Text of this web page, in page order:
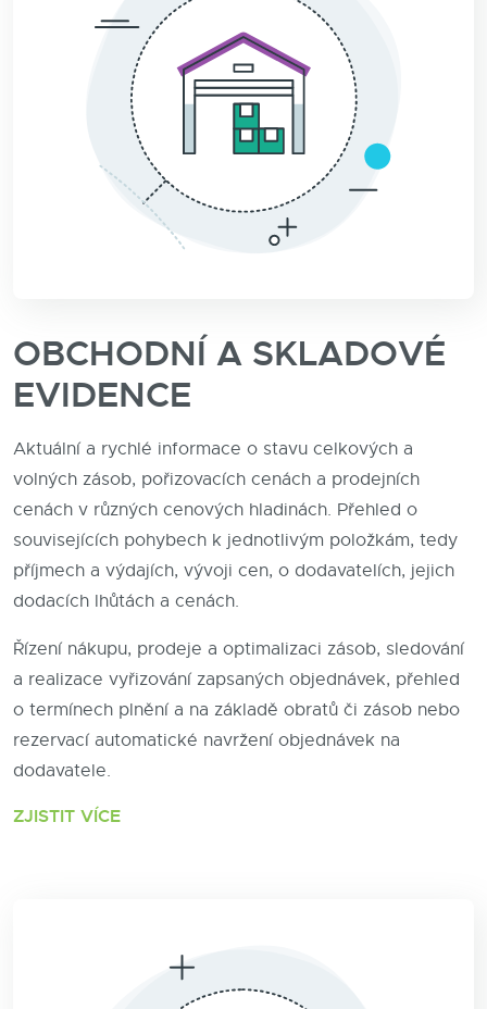
OBCHODNÍ A SKLADOVÉ
EVIDENCE
Aktuální a rychlé informace o stavu celkových a
volných zásob, pořizovacích cenách a prodejních
cenách v různých cenových hladinách. Přehled o
souvisejících pohybech k jednotlivým položkám, tedy
příjmech a výdajích, vývoji cen, o dodavatelích, jejich
dodacích lhůtách a cenách.
Řízení nákupu, prodeje a optimalizaci zásob, sledování
a realizace vyřizování zapsaných objednávek, přehled
o termínech plnění a na základě obratů či zásob nebo
rezervací automatické navržení objednávek na
dodavatele.
ZJISTIT VÍCE